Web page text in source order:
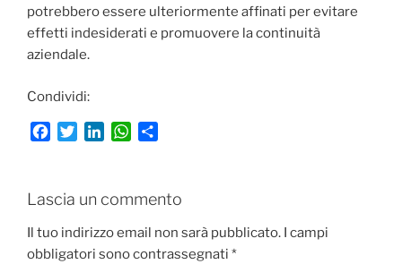
potrebbero essere ulteriormente affinati per evitare
effetti indesiderati e promuovere la continuità
aziendale.
Condividi:
b
o
o
t
e
r
e
d
I
W
s
A
p
i
v
i
Lascia un commento
Il tuo indirizzo email non sarà pubblicato. I campi
obbligatori sono contrassegnati *